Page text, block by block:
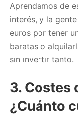
Aprendamos de
interés, y la
euros por tener
baratas o
sin invertir tanto.
3. Costes
¿Cuánto